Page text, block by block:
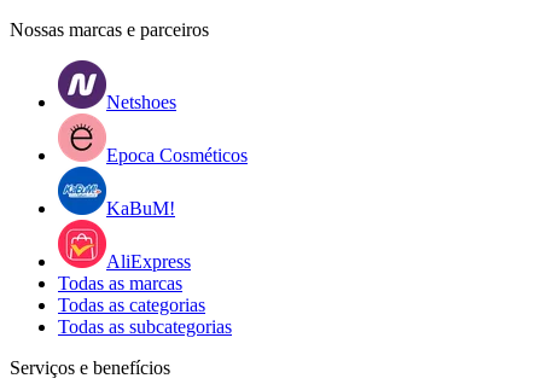
Nossas marcas e parceiros
Netshoes
Epoca Cosméticos
KaBuM!
AliExpress
Todas as marcas
Todas as categorias
Todas as subcategorias
Serviços e benefícios